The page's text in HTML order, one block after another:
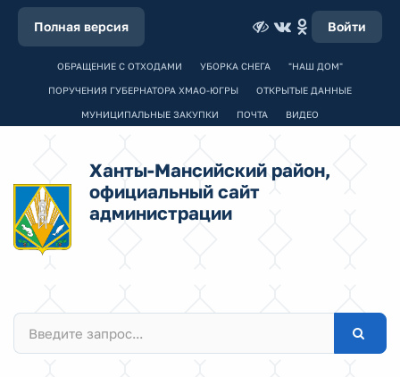
Полная версия Войти
ОБРАЩЕНИЕ С ОТХОДАМИ УБОРКА СНЕГА "НАШ ДОМ"
ПОРУЧЕНИЯ ГУБЕРНАТОРА ХМАО-ЮГРЫ ОТКРЫТЫЕ ДАННЫЕ
МУНИЦИПАЛЬНЫЕ ЗАКУПКИ ПОЧТА ВИДЕО
Ханты-Мансийский район,
официальный сайт
администрации